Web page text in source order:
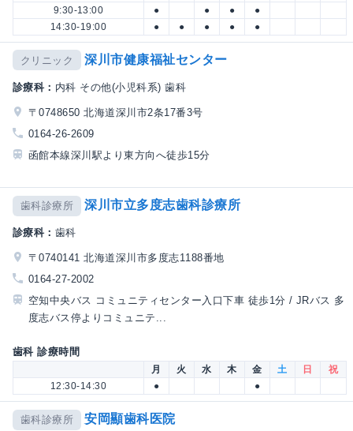
9:30-13:00
● ● ●
●
14:30-19:00
● ● ● ● ●
クリニック 深川市健康福祉センター
診療科： 内科 その他(小児科系) 歯科
〒0748650 北海道深川市2条17番3号
0164-26-2609
函館本線深川駅より東方向へ徒歩15分
歯科診療所 深川市立多度志歯科診療所
診療科： 歯科
〒0740141 北海道深川市多度志1188番地
0164-27-2002
空知中央バス コミュニティセンター入口下車 徒歩1分 / JRバス 多
度志バス停よりコミュニテ...
歯科 診療時間
月 火 水 木 金 土 日
祝
12:30-14:30
● ●
歯科診療所 安岡顯歯科医院